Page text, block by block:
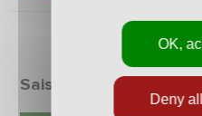
Choix de la
Saison 2018/2019
OK,
Deny